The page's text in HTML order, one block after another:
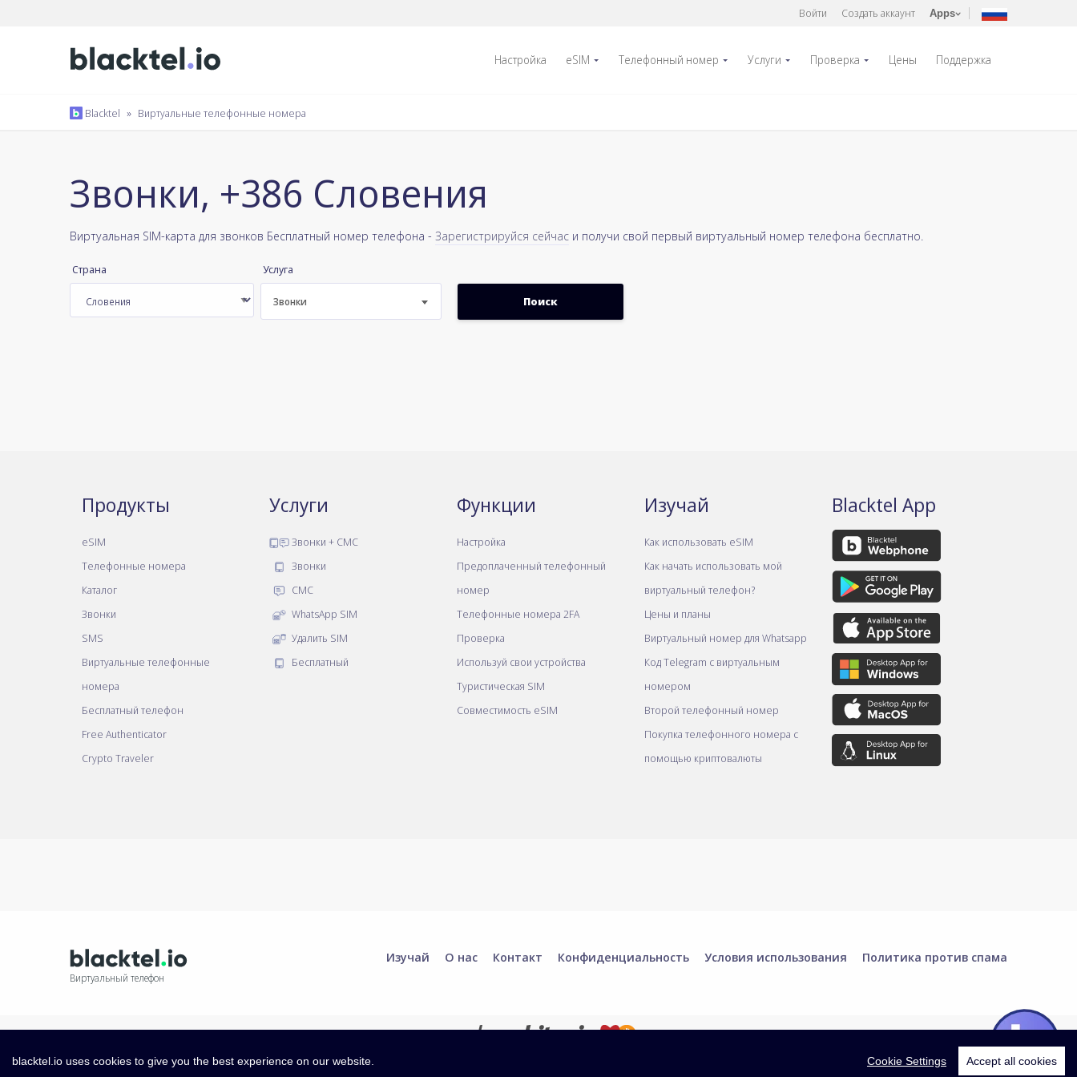
Войти Создать аккаунт Apps
Настройка eSIM Телефонный номер Услуги Проверка Цены Поддержка
Blacktel » Виртуальные телефонные номера
Звонки, +386 Словения
Виртуальная SIM-карта для звонков Бесплатный номер телефона - Зарегистрируйся сейчас и получи свой первый виртуальный номер телефона бесплатно.
Страна Услуга
Звонки
Продукты
eSIM
Телефонные номера
Каталог
Звонки
SMS
Виртуальные телефонные
номера
Бесплатный телефон
Free Authenticator
Crypto Traveler
Услуги
Звонки + СМС
Звонки
СМС
WhatsApp SIM
Удалить SIM
Бесплатный
Функции
Настройка
Предоплаченный телефонный
номер
Телефонные номера 2FA
Проверка
Используй свои устройства
Туристическая SIM
Совместимость eSIM
Изучай
Как использовать eSIM
Как начать использовать мой
виртуальный телефон?
Цены и планы
Виртуальный номер для Whatsapp
Код Telegram с виртуальным
номером
Второй телефонный номер
Покупка телефонного номера с
помощью криптовалюты
Blacktel App
Виртуальный телефон
Изучай О нас Контакт Конфиденциальность Условия использования Политика против спама
blacktel.io uses cookies to give you the best experience on our website. Cookie Settings Accept all cookies